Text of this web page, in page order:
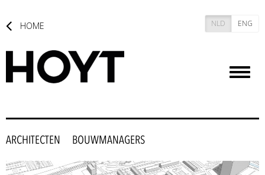
HOME NLD ENG
ARCHITECTEN BOUWMANAGERS